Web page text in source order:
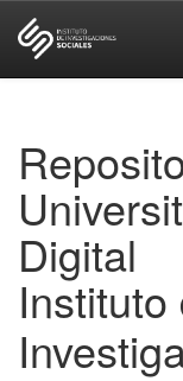
Digital
Instituto